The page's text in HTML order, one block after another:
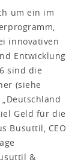
um ein im
innovativen
Entwicklung
sind die
(siehe
Geld für die
Busuttil, CEO
&